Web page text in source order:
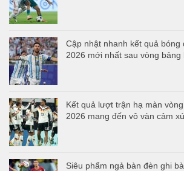
Cập nhật nhanh kết quả bóng
2026 mới nhất sau vòng bảng
Kết quả lượt trận hạ màn
2026 mang đến vô vàn cảm
Siêu phẩm ngả bàn đèn ghi